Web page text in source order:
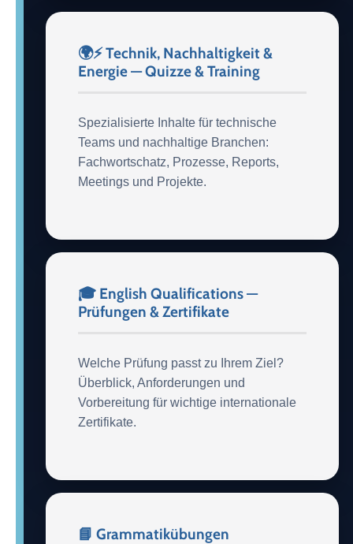
🌍⚡ Technik, Nachhaltigkeit &
Energie — Quizze & Training
Spezialisierte Inhalte für technische
Teams und nachhaltige Branchen:
Fachwortschatz, Prozesse, Reports,
Meetings und Projekte.
🎓 English Qualifications —
Prüfungen & Zertifikate
Welche Prüfung passt zu Ihrem Ziel?
Überblick, Anforderungen und
Vorbereitung für wichtige internationale
Zertifikate.
📘 Grammatikübungen